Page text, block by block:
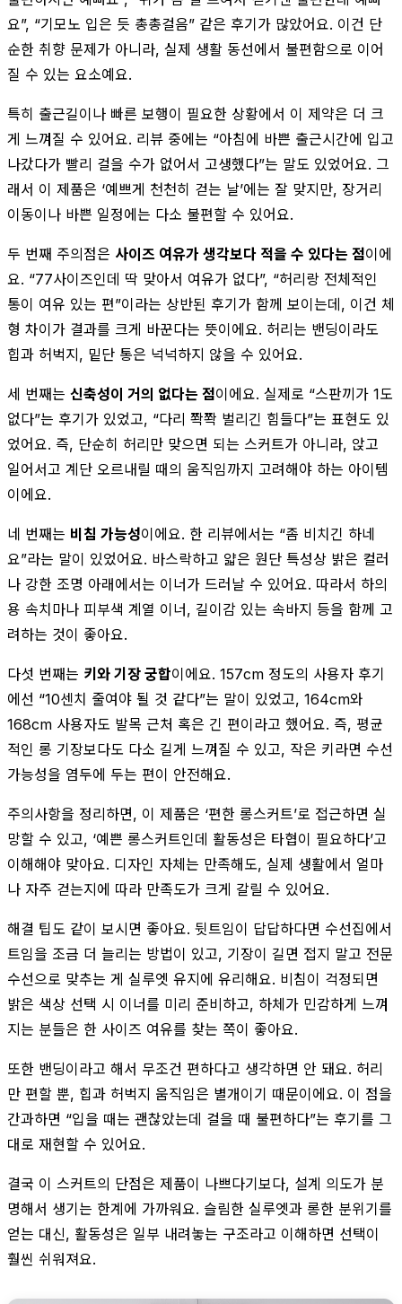
요”, “기모노 입은 듯 총총걸음” 같은 후기가 많았어요. 이건 단
순한 취향 문제가 아니라, 실제 생활 동선에서 불편함으로 이어
질 수 있는 요소예요.
특히 출근길이나 빠른 보행이 필요한 상황에서 이 제약은 더 크
게 느껴질 수 있어요. 리뷰 중에는 “아침에 바쁜 출근시간에 입고
나갔다가 빨리 걸을 수가 없어서 고생했다”는 말도 있었어요. 그
래서 이 제품은 ‘예쁘게 천천히 걷는 날’에는 잘 맞지만, 장거리
이동이나 바쁜 일정에는 다소 불편할 수 있어요.
두 번째 주의점은 사이즈 여유가 생각보다 적을 수 있다는 점이에
요. “77사이즈인데 딱 맞아서 여유가 없다”, “허리랑 전체적인
통이 여유 있는 편”이라는 상반된 후기가 함께 보이는데, 이건 체
형 차이가 결과를 크게 바꾼다는 뜻이에요. 허리는 밴딩이라도
힙과 허벅지, 밑단 통은 넉넉하지 않을 수 있어요.
세 번째는 신축성이 거의 없다는 점이에요. 실제로 “스판끼가 1도
없다”는 후기가 있었고, “다리 쫙쫙 벌리긴 힘들다”는 표현도 있
었어요. 즉, 단순히 허리만 맞으면 되는 스커트가 아니라, 앉고
일어서고 계단 오르내릴 때의 움직임까지 고려해야 하는 아이템
이에요.
네 번째는 비침 가능성이에요. 한 리뷰에서는 “좀 비치긴 하네
요”라는 말이 있었어요. 바스락하고 얇은 원단 특성상 밝은 컬러
나 강한 조명 아래에서는 이너가 드러날 수 있어요. 따라서 하의
용 속치마나 피부색 계열 이너, 길이감 있는 속바지 등을 함께 고
려하는 것이 좋아요.
다섯 번째는 키와 기장 궁합이에요. 157cm 정도의 사용자 후기
에선 “10센치 줄여야 될 것 같다”는 말이 있었고, 164cm와
168cm 사용자도 발목 근처 혹은 긴 편이라고 했어요. 즉, 평균
적인 롱 기장보다도 다소 길게 느껴질 수 있고, 작은 키라면 수선
가능성을 염두에 두는 편이 안전해요.
주의사항을 정리하면, 이 제품은 ‘편한 롱스커트’로 접근하면 실
망할 수 있고, ‘예쁜 롱스커트인데 활동성은 타협이 필요하다’고
이해해야 맞아요. 디자인 자체는 만족해도, 실제 생활에서 얼마
나 자주 걷는지에 따라 만족도가 크게 갈릴 수 있어요.
해결 팁도 같이 보시면 좋아요. 뒷트임이 답답하다면 수선집에서
트임을 조금 더 늘리는 방법이 있고, 기장이 길면 접지 말고 전문
수선으로 맞추는 게 실루엣 유지에 유리해요. 비침이 걱정되면
밝은 색상 선택 시 이너를 미리 준비하고, 하체가 민감하게 느껴
지는 분들은 한 사이즈 여유를 찾는 쪽이 좋아요.
또한 밴딩이라고 해서 무조건 편하다고 생각하면 안 돼요. 허리
만 편할 뿐, 힙과 허벅지 움직임은 별개이기 때문이에요. 이 점을
간과하면 “입을 때는 괜찮았는데 걸을 때 불편하다”는 후기를 그
대로 재현할 수 있어요.
결국 이 스커트의 단점은 제품이 나쁘다기보다, 설계 의도가 분
명해서 생기는 한계에 가까워요. 슬림한 실루엣과 롱한 분위기를
얻는 대신, 활동성은 일부 내려놓는 구조라고 이해하면 선택이
훨씬 쉬워져요.